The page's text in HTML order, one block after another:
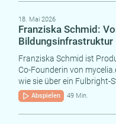
18. Mai 2026
Franziska Schmid:
Bildungsinfrastruktur
Franziska Schmid ist
Co-Founderin von
wie sie über ein Fulbright-
Abspielen 49 Min.